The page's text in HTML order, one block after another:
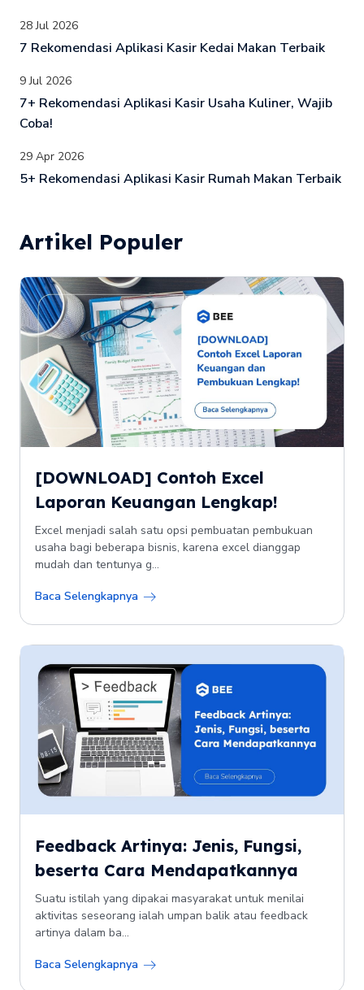
28 Jul 2026
7 Rekomendasi Aplikasi Kasir Kedai Makan Terbaik
9 Jul 2026
7+ Rekomendasi Aplikasi Kasir Usaha Kuliner, Wajib
Coba!
29 Apr 2026
5+ Rekomendasi Aplikasi Kasir Rumah Makan Terbaik
Artikel Populer
[DOWNLOAD] Contoh Excel
Laporan Keuangan Lengkap!
Excel menjadi salah satu opsi pembuatan pembukuan
usaha bagi beberapa bisnis, karena excel dianggap
mudah dan tentunya g...
Baca Selengkapnya
Feedback Artinya: Jenis, Fungsi,
beserta Cara Mendapatkannya
Suatu istilah yang dipakai masyarakat untuk menilai
aktivitas seseorang ialah umpan balik atau feedback
artinya dalam ba...
Baca Selengkapnya